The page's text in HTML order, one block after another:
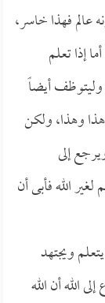
عالم فهذا خاسر،
إذا تعلم
وليتوظف أيضاً
هذا وهذا، ولكن
إلى
الله فأبى أن
ويجتهد
الله أن الله